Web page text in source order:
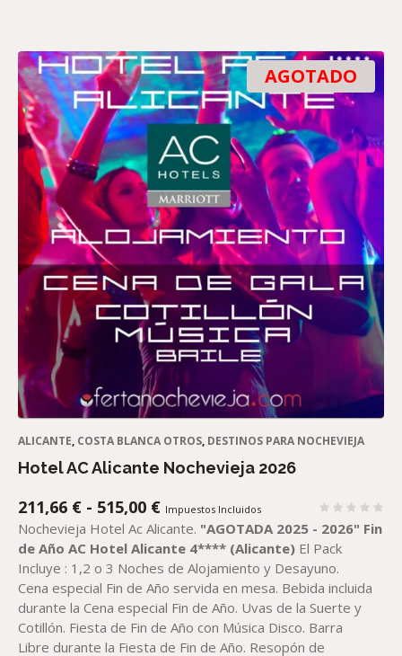
AGOTADO
ALICANTE, COSTA BLANCA OTROS, DESTINOS PARA NOCHEVIEJA
Hotel AC Alicante Nochevieja 2026
211,66 € - 515,00 €RANGO
DE
PRECIOS:
DESDE
211,66 €
HASTA
515,00 €
Impuestos Incluidos
Nochevieja Hotel Ac Alicante. "AGOTADA 2025 - 2026" Fin
de Año AC Hotel Alicante 4**** (Alicante) El Pack
Incluye : 1,2 o 3 Noches de Alojamiento y Desayuno.
Cena especial Fin de Año servida en mesa. Bebida incluida
durante la Cena especial Fin de Año. Uvas de la Suerte y
Cotillón. Fiesta de Fin de Año con Música Disco. Barra
Libre durante la Fiesta de Fin de Año. Resopón de